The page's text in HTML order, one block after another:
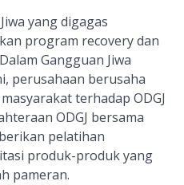
yang digagas
program recovery dan
Gangguan Jiwa
perusahaan berusaha
terhadap ODGJ
ODGJ bersama
pelatihan
produk-produk yang
pameran.